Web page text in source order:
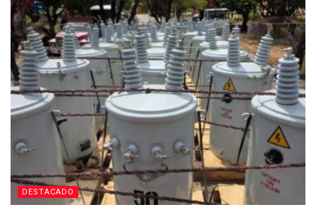
DESTACADO